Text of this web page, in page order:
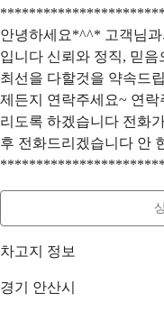
안녕하세요*^^* 고객님
입니다 신뢰와 정직, 믿
최선을 다할것을 약속드
제든지 연락주세요~ 연
리도록 하겠습니다 전화
후 전화드리겠습니다 안
차고지 정보
경기 안산시